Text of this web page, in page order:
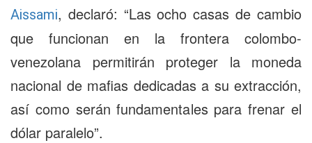
Aissami, declaró: “Las ocho casas de cambio
que funcionan en la frontera colombo-
venezolana permitirán proteger la moneda
nacional de mafias dedicadas a su extracción,
así como serán fundamentales para frenar el
dólar paralelo”.